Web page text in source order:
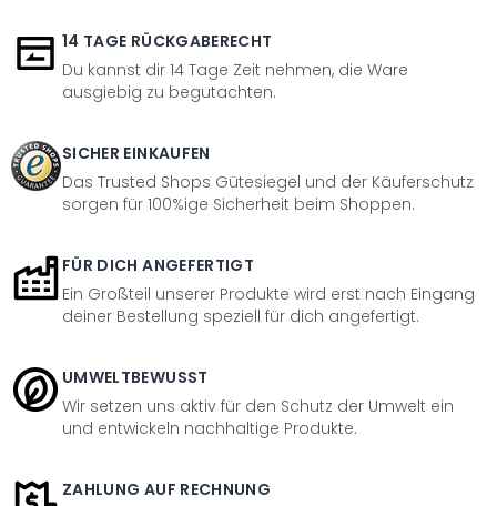
14 TAGE RÜCKGABERECHT
Du kannst dir 14 Tage Zeit nehmen, die Ware
ausgiebig zu begutachten.
SICHER EINKAUFEN
Das Trusted Shops Gütesiegel und der Käuferschutz
sorgen für 100%ige Sicherheit beim Shoppen.
FÜR DICH ANGEFERTIGT
Ein Großteil unserer Produkte wird erst nach Eingang
deiner Bestellung speziell für dich angefertigt.
UMWELTBEWUSST
Wir setzen uns aktiv für den Schutz der Umwelt ein
und entwickeln nachhaltige Produkte.
ZAHLUNG AUF RECHNUNG